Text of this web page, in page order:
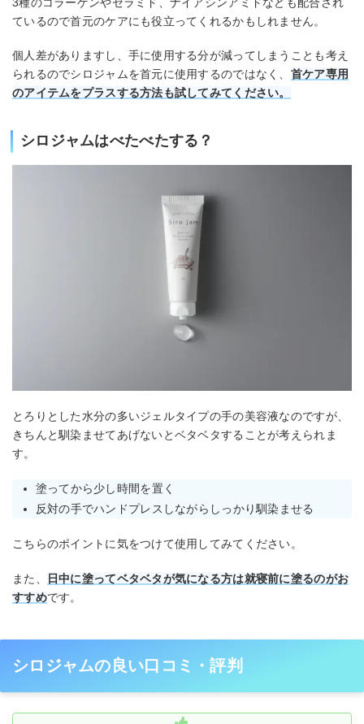
ているので首元のケアにも役立ってくれるかもしれません。
個人差がありますし、手に使用する分が減ってしまうことも考え
られるのでシロジャムを首元に使用するのではなく、 首ケア専用
のアイテムをプラスする方法も試してみてください。
シロジャムはべたべたする？
とろりとした水分の多いジェルタイプの手の美容液なのですが、
きちんと馴染ませてあげないとベタベタすることが考えられま
す。
塗ってから少し時間を置く
反対の手でハンドプレスしながらしっかり馴染ませる
こちらのポイントに気をつけて使用してみてください。
また、
日中に塗ってベタベタが気になる方は就寝前に塗るのがお
すすめです。
シロジャムの良い口コミ・評判